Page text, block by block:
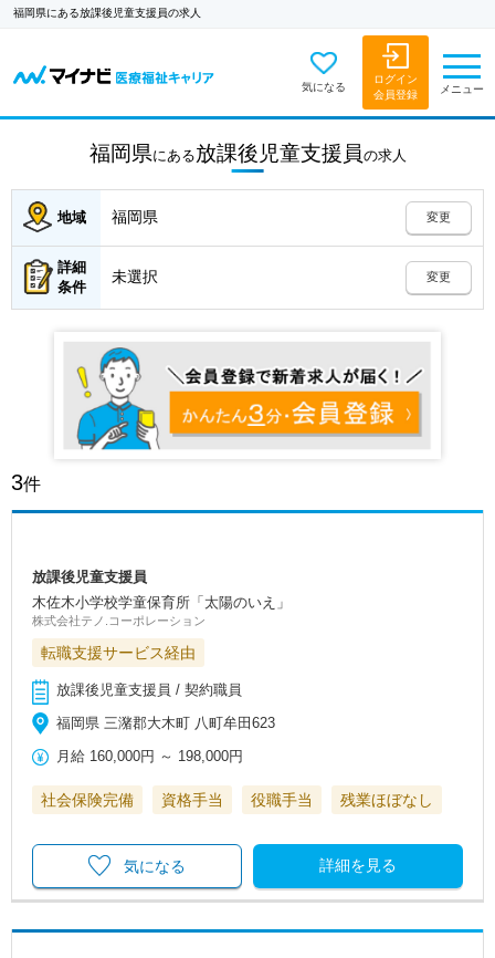
福岡県にある放課後児童支援員の求人
気になる
ログイン
会員登録
メニュー
福岡県にある放課後児童支援員の求人
地域 福岡県 変更
詳細
条件
未選択 変更
3件
放課後児童支援員
木佐木小学校学童保育所「太陽のいえ」
株式会社テノ.コーポレーション
転職支援サービス経由
放課後児童支援員 / 契約職員
福岡県 三潴郡大木町 八町牟田623
月給 160,000円 ～ 198,000円
社会保険完備 資格手当 役職手当 残業ほぼなし
詳細を見る
気になる